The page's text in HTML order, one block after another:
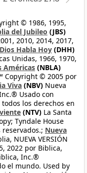
© 1986, 1995,
del Jubileo (JBS)
2010, 2014, 2017,
Dios Habla Hoy (DHH)
Unidas, 1966, 1970,
Américas (NBLA)
Copyright © 2005 por
Viva (NBV) Nueva
Usado con
los derechos en
(NTV) La Santa
Tyndale House
reservados.; Nueva
NUEVA VERSIÓN
2022 por Biblica,
Inc.®
el mundo. Used by